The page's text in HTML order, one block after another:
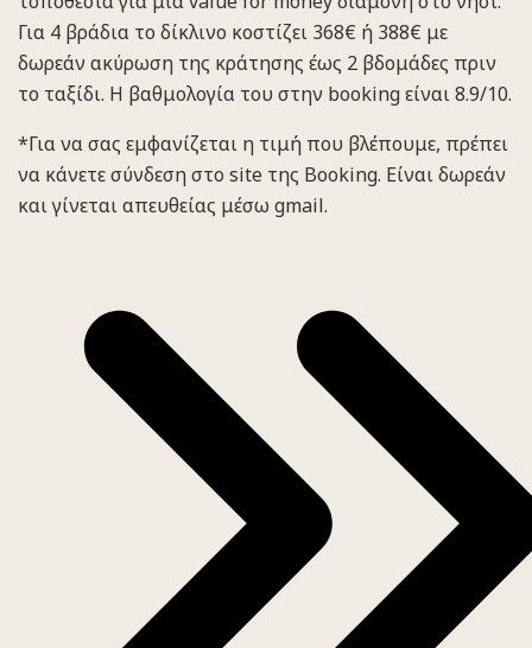
Για 4 βράδια το δίκλινο κοστίζει 368€ ή 388€ με
δωρεάν ακύρωση της κράτησης έως 2 βδομάδες πριν
το ταξίδι. Η βαθμολογία του στην booking είναι 8.9/10.
*Για να σας εμφανίζεται η τιμή που βλέπουμε, πρέπει
να κάνετε σύνδεση στο site της Booking. Είναι δωρεάν
και γίνεται απευθείας μέσω gmail.